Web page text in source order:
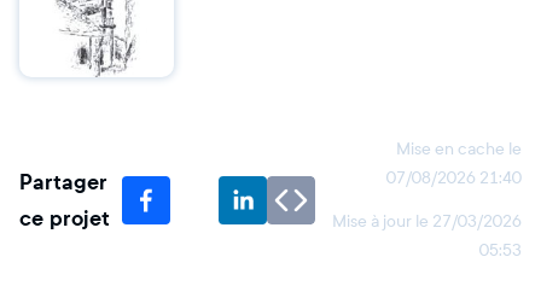
Partager
ce projet
Mise en cache le
07/08/2026 21:40
Mise à jour le 27/03/2026
05:53